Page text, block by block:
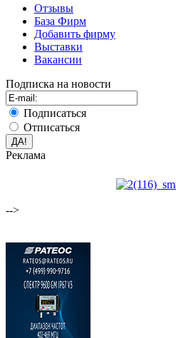
Отзывы
База Фирм
Добавить фирму
Выставки
Вакансии
Подписка на новости
Подписаться
Отписаться
Реклама
-->